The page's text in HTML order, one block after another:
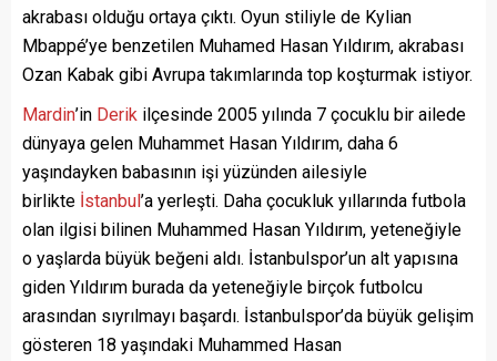
akrabası olduğu ortaya çıktı. Oyun stiliyle de Kylian
Mbappé’ye benzetilen Muhamed Hasan Yıldırım, akrabası
Ozan Kabak gibi Avrupa takımlarında top koşturmak istiyor.
Mardin’in Derik ilçesinde 2005 yılında 7 çocuklu bir ailede
dünyaya gelen Muhammet Hasan Yıldırım, daha 6
yaşındayken babasının işi yüzünden ailesiyle
birlikte İstanbul’a yerleşti. Daha çocukluk yıllarında futbola
olan ilgisi bilinen Muhammed Hasan Yıldırım, yeteneğiyle
o yaşlarda büyük beğeni aldı. İstanbulspor’un alt yapısına
giden Yıldırım burada da yeteneğiyle birçok futbolcu
arasından sıyrılmayı başardı. İstanbulspor’da büyük gelişim
gösteren 18 yaşındaki Muhammed Hasan